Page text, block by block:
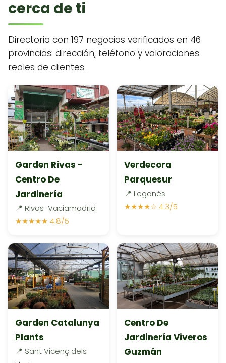
cerca de ti
Directorio con 197 negocios verificados en 46
provincias: dirección, teléfono y valoraciones
reales de clientes.
Garden Rivas -
Centro De
Jardinería
📍 Rivas-Vaciamadrid
★★★★★ 4.8/5
Verdecora
Parquesur
📍 Leganés
★★★★☆ 4.3/5
Garden Catalunya
Plants
📍 Sant Vicenç dels
Centro De
Jardinería Viveros
Guzmán